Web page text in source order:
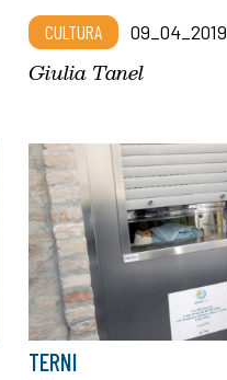
CULTURA 09_04_2019
Giulia Tanel
TERNI